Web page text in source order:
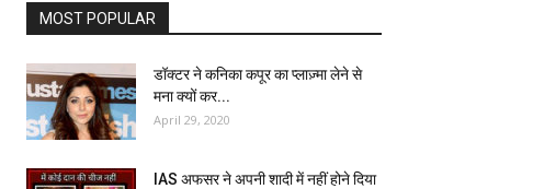
MOST POPULAR
डॉक्टर ने कनिका कपूर का प्लाज़्मा लेने से
मना क्यों कर...
April 29, 2020
IAS अफसर ने अपनी शादी में नहीं होने दिया